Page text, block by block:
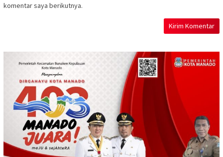
komentar saya berikutnya.